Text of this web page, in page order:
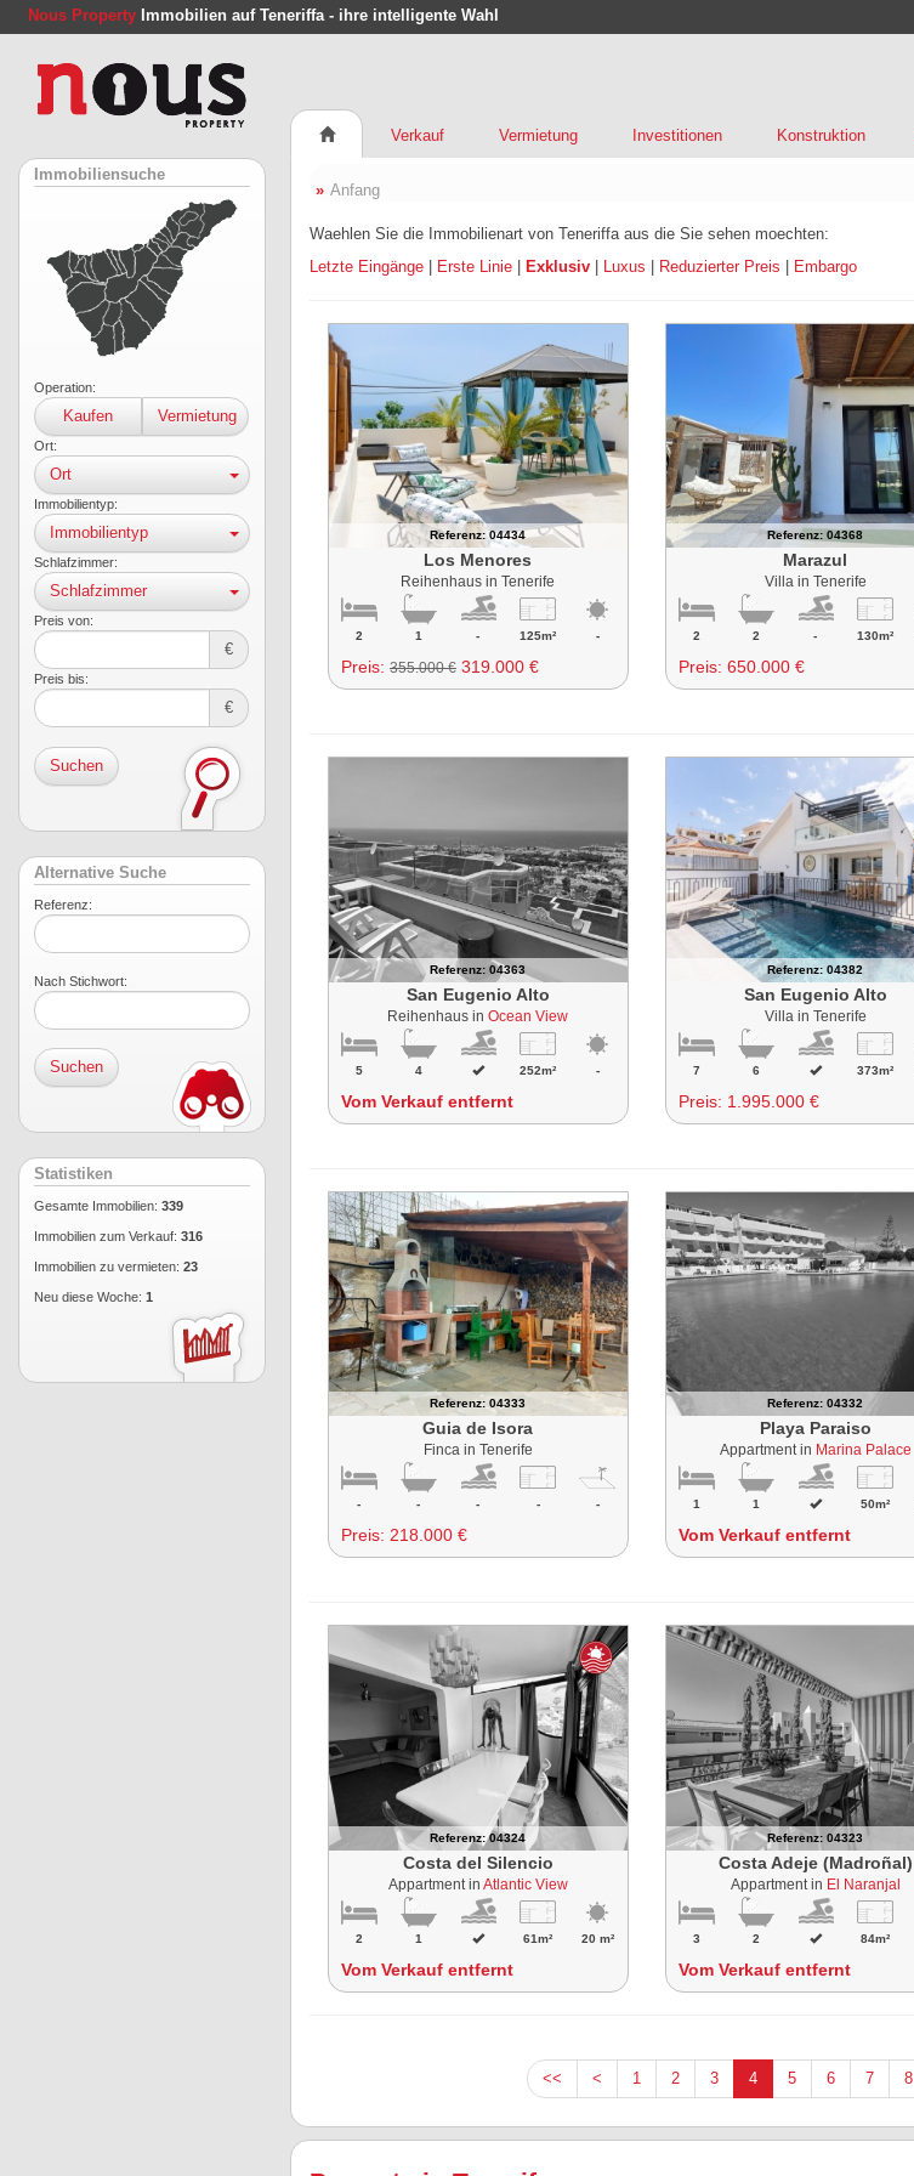
Nous Property Immobilien auf Teneriffa - ihre intelligente Wahl
Immobiliensuche
Operation:
Kaufen Vermietung
Ort:
Ort
Immobilientyp:
Immobilientyp
Schlafzimmer:
Schlafzimmer
Preis von:
€
Preis bis:
€
Suchen
Alternative Suche
Referenz:
Nach Stichwort:
Statistiken
Gesamte Immobilien: 339
Immobilien zum Verkauf: 316
Immobilien zu vermieten: 23
Neu diese Woche: 1
Verkauf Vermietung Investitionen Konstruktion
Anfang
Waehlen Sie die Immobilienart von Teneriffa aus die Sie sehen moechten:
Letzte Eingänge
Erste Linie Exklusiv Luxus Reduzierter Preis Embargo
Referenz: 04434
Los Menores
Reihenhaus in Tenerife
2 1 - 125m² -
Preis: 355.000 € 319.000 €
Referenz: 04368
Marazul
Villa in Tenerife
2 2 - 130m²
Preis: 650.000 €
Referenz: 04363
San Eugenio Alto
Reihenhaus inOcean View
5 4 252m² -
Vom Verkauf entfernt
Referenz: 04382
San Eugenio Alto
Villa in Tenerife
7 6 373m²
Preis: 1.995.000 €
Referenz: 04333
Guia de Isora
Finca in Tenerife
- - - - -
Preis: 218.000 €
Referenz: 04332
Playa Paraiso
Appartment in Marina Palace
1 1 50m²
Vom Verkauf entfernt
Referenz: 04324
Costa del Silencio
Appartment in Atlantic View
2 1 61m² 20 m²
Vom Verkauf entfernt
Referenz: 04323
Costa Adeje (Madroñal)
Appartment in El Naranjal
3 2 84m²
Vom Verkauf entfernt
<< < 1 2 3 4 5 6 7 8